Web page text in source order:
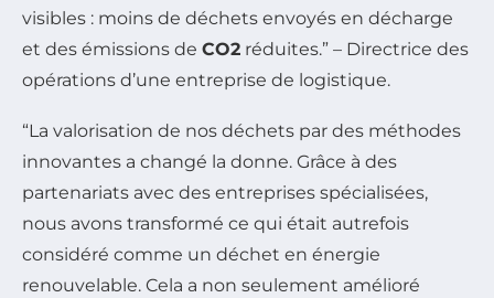
visibles : moins de déchets envoyés en décharge
et des émissions de CO2 réduites.” – Directrice des
opérations d’une entreprise de logistique.
“La valorisation de nos déchets par des méthodes
innovantes a changé la donne. Grâce à des
partenariats avec des entreprises spécialisées,
nous avons transformé ce qui était autrefois
considéré comme un déchet en énergie
renouvelable. Cela a non seulement amélioré